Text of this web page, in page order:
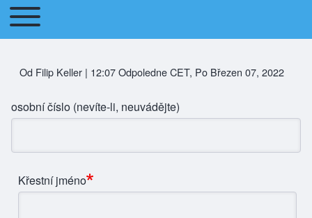
Main navigation
Toggle main menu
Od Filip Keller | 12:07 Odpoledne CET, Po Březen 07, 2022
osobní číslo (nevíte-li, neuvádějte)
Jméno a Příjmení
Křestní jméno